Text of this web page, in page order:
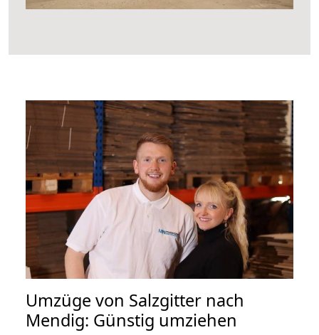
Umzüge von Salzgitter nach
Mendig: Günstig umziehen